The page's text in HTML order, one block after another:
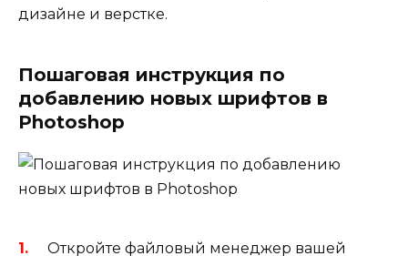
дизайне и верстке.
Пошаговая инструкция по
добавлению новых шрифтов в
Photoshop
Откройте файловый менеджер вашей